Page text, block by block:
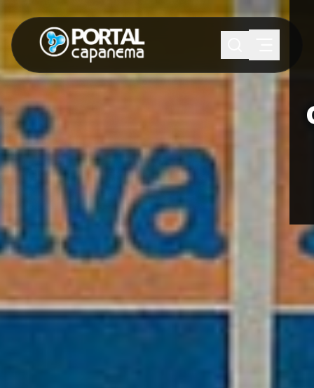
SUGESTÕES:
Maria paula Eventos Notícias